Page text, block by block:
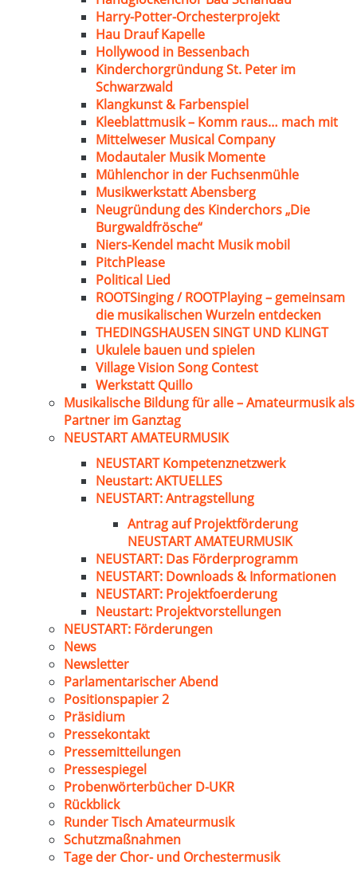
Harry-Potter-Orchesterprojekt
Hau Drauf Kapelle
Hollywood in Bessenbach
Kinderchorgründung St. Peter im
Schwarzwald
Klangkunst & Farbenspiel
Kleeblattmusik – Komm raus… mach mit
Mittelweser Musical Company
Modautaler Musik Momente
Mühlenchor in der Fuchsenmühle
Musikwerkstatt Abensberg
Neugründung des Kinderchors „Die
Burgwaldfrösche“
Niers-Kendel macht Musik mobil
PitchPlease
Political Lied
ROOTSinging / ROOTPlaying – gemeinsam
die musikalischen Wurzeln entdecken
THEDINGSHAUSEN SINGT UND KLINGT
Ukulele bauen und spielen
Village Vision Song Contest
Werkstatt Quillo
Musikalische Bildung für alle – Amateurmusik als
Partner im Ganztag
NEUSTART AMATEURMUSIK
NEUSTART Kompetenznetzwerk
Neustart: AKTUELLES
NEUSTART: Antragstellung
Antrag auf Projektförderung
NEUSTART AMATEURMUSIK
NEUSTART: Das Förderprogramm
NEUSTART: Downloads & Informationen
NEUSTART: Projektfoerderung
Neustart: Projektvorstellungen
NEUSTART: Förderungen
News
Newsletter
Parlamentarischer Abend
Positionspapier 2
Präsidium
Pressekontakt
Pressemitteilungen
Pressespiegel
Probenwörterbücher D-UKR
Rückblick
Runder Tisch Amateurmusik
Schutzmaßnahmen
Tage der Chor- und Orchestermusik